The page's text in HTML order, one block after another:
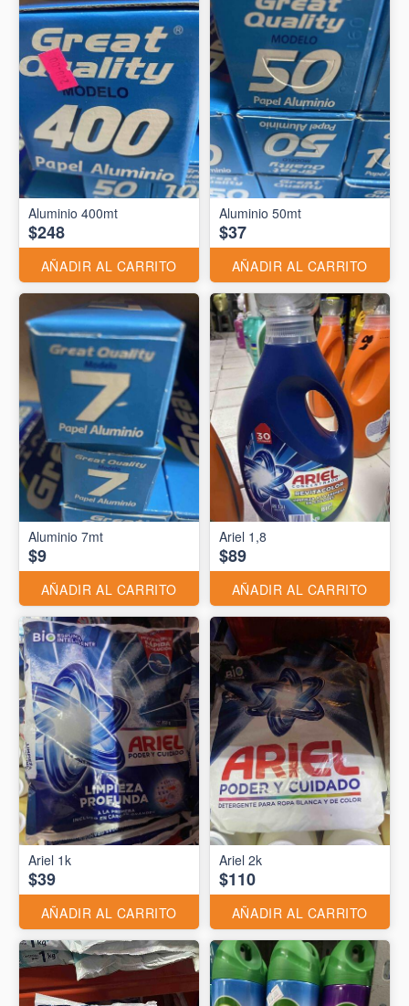
Aluminio 400mt
$248
AÑADIR AL CARRITO
Aluminio 50mt
$37
AÑADIR AL CARRITO
Aluminio 7mt
$9
AÑADIR AL CARRITO
Ariel 1,8
$89
AÑADIR AL CARRITO
Ariel 1k
$39
AÑADIR AL CARRITO
Ariel 2k
$110
AÑADIR AL CARRITO